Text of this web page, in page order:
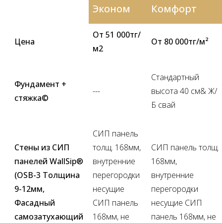
Эконом Комфорт
Цена
От 51 000тг/
м2
От 80 000тг/м²
Фундамент +
стяжка©
---
Стандартный
высота 40 см& Ж/
Б свай
Стены из СИП
панелей WallSip®
(OSB-3 Толщина
9-12мм,
Фасадный
самозатухающий
СИП панель
толщ. 168мм,
внутренние
перегородки
несущие
СИП панель
168мм, не
СИП панель толщ.
168мм,
внутренние
перегородки
несущие СИП
панель 168мм, не